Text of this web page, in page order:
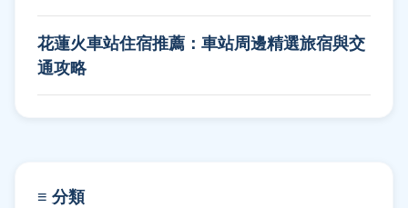
花蓮火車站住宿推薦：車站周邊精選旅宿與交
通攻略
≡ 分類